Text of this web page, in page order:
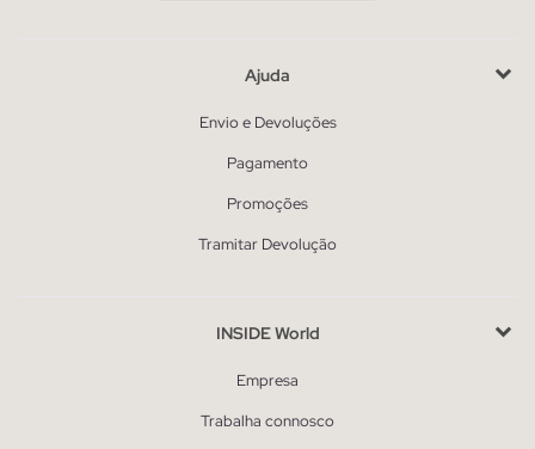
Ajuda
Envio e Devoluções
Pagamento
Promoções
Tramitar Devolução
INSIDE World
Empresa
Trabalha connosco